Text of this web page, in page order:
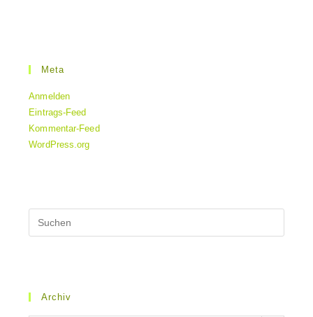
Meta
Anmelden
Eintrags-Feed
Kommentar-Feed
WordPress.org
Archiv